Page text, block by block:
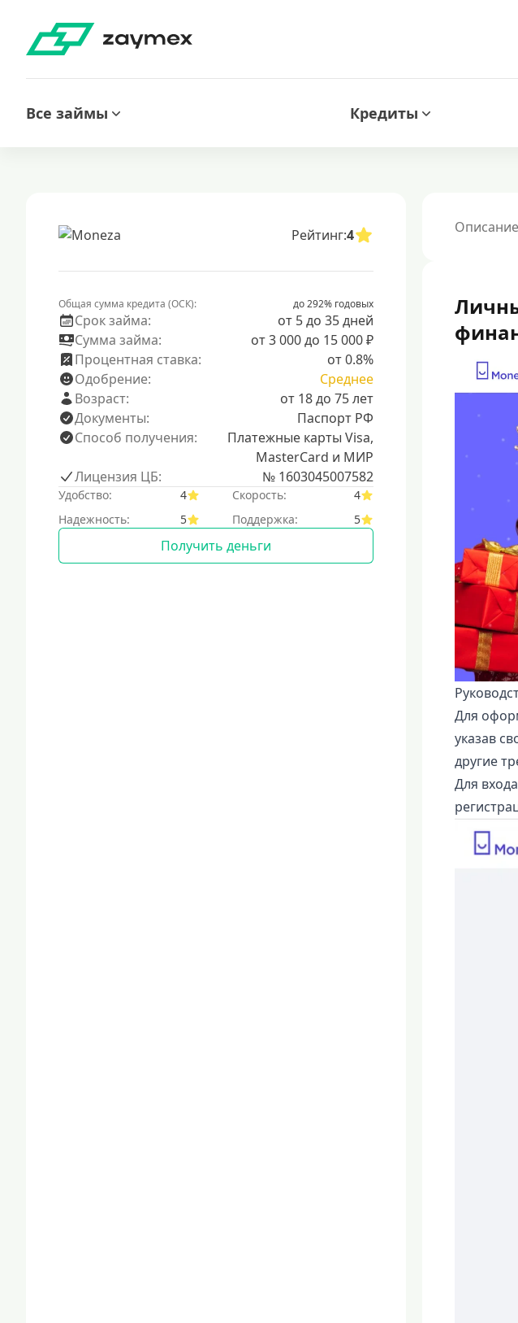
Все займы Кредиты
Рейтинг:4
Общая сумма кредита (ОСК): до 292% годовых
Срок займа:
от 5 до 35 дней
Сумма займа:
от 3 000 до 15 000 ₽
Процентная ставка:
от 0.8%
Одобрение:
Среднее
Возраст:
от 18 до 75 лет
Документы:
Паспорт РФ
Способ получения:
Платежные карты Visa,
MasterCard и МИР
Лицензия ЦБ:
№ 1603045007582
Удобство: 4 Скорость:
4
Надежность:
5 Поддержка: 5
Получить деньги
Описание
Для
указав
другие
Для